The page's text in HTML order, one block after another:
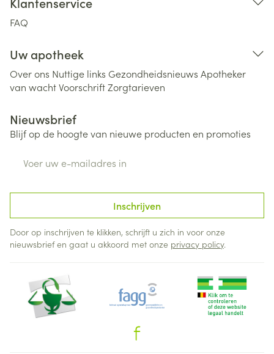
FAQ
Uw apotheek
Over ons Nuttige links Gezondheidsnieuws Apotheker
van wachtVoorschriftZorgtarieven
Nieuwsbrief
Blijf op de hoogte van nieuwe producten en promoties
Inschrijven
Door op inschrijven te klikken, schrijft u zich in voor onze
nieuwsbrief en gaat u akkoord met onze privacy policy.